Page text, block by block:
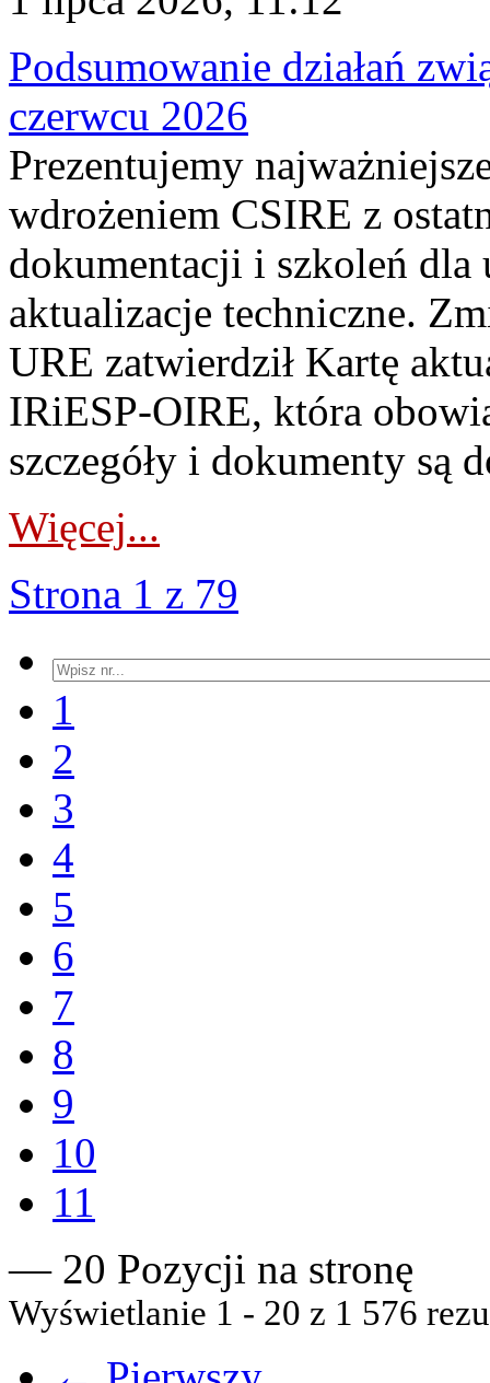
Podsumowanie działań
czerwcu 2026
Prezentujemy
wdrożeniem CSIRE z
dokumentacji i szkoleń
aktualizacje techniczne.
URE zatwierdził Kartę
IRiESP‑OIRE, która
szczegóły i dokumenty są
Więcej...
Strona 1 z 79
1
2
3
4
5
6
7
8
9
10
11
— 20 Pozycji na stronę
Wyświetlanie 1 - 20 z 1 576